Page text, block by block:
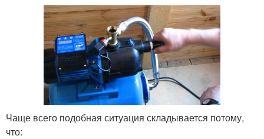
Чаще всего подобная ситуация складывается потому,
что: